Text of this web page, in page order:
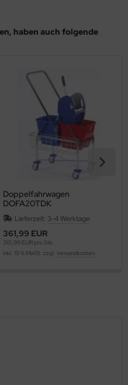
haben auch folgende
Doppelfahrwagen
DOFA20TDK
Lieferzeit: 3-4 Werktage
361,99 EUR
361,99 EUR pro Stk.
inkl. 19 % MwSt. zzgl. Versandkosten